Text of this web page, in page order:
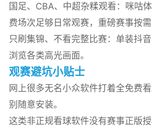
国足、CBA、中超杂糅观看：咪咕
费场次足够日常观赛，重磅赛事按需
只刷集锦、不看完整比赛：单装抖
浏览各类高光画面。
观赛避坑小贴士
网上很多无名小众软件打着全免费
别随意安装。
这类非正规看球软件没有赛事正版